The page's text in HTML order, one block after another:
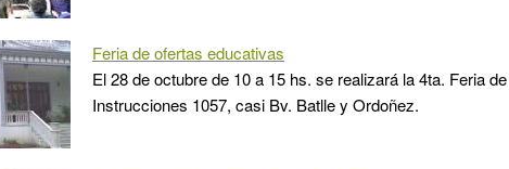
Feria de ofertas educativas
El 28 de octubre de 10 a 15 hs. se realizará la 4ta. Feria
Instrucciones 1057, casi Bv. Batlle y Ordoñez.